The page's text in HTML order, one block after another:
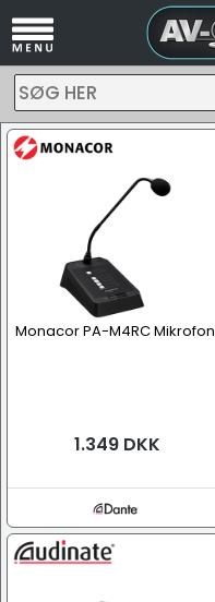
SØG HER
Monacor PA-M4RC Mikrofon
1.349 DKK